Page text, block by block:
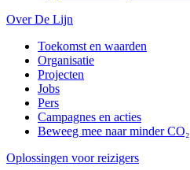
Over De Lijn
Toekomst en waarden
Organisatie
Projecten
Jobs
Pers
Campagnes en acties
Beweeg mee naar minder CO₂
Oplossingen voor reizigers